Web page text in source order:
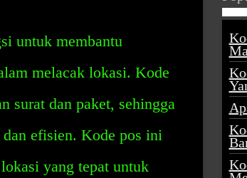
untuk membantu
melacak lokasi. Kode
surat dan paket, sehingga
efisien. Kode pos ini
yang tepat untuk